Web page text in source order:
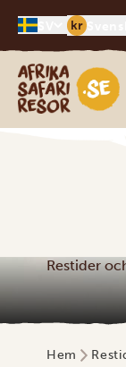
kr
Safari-resor i
Restider
Hem